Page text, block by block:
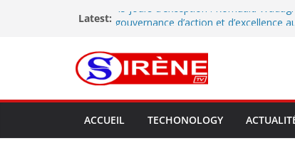
Latest: 45 jours d’exception : Romuald
met en lumière les performances de la
perspectives d’avenir
Dédékpoè élève sa voix : entre prières
population appelle les autorités à agir
Installation officielle des coordinations
ACCUEIL TECHONOLOGY